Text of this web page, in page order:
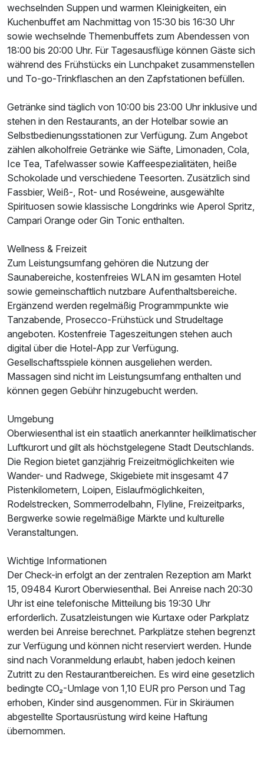
Ausstattung
Für 4 Tage p.P. ab
wechselnden Suppen und warmen Kleinigkeiten, ein
Kuchenbuffet am Nachmittag von 15:30 bis 16:30 Uhr
sowie wechselnde Themenbuffets zum Abendessen von
18:00 bis 20:00 Uhr. Für Tagesausflüge können Gäste sich
während des Frühstücks ein Lunchpaket zusammenstellen
und To-go-Trinkflaschen an den Zapfstationen befüllen.
Getränke sind täglich von 10:00 bis 23:00 Uhr inklusive und
stehen in den Restaurants, an der Hotelbar sowie an
Selbstbedienungsstationen zur Verfügung. Zum Angebot
zählen alkoholfreie Getränke wie Säfte, Limonaden, Cola,
Ice Tea, Tafelwasser sowie Kaffeespezialitäten, heiße
Schokolade und verschiedene Teesorten. Zusätzlich sind
Fassbier, Weiß-, Rot- und Roséweine, ausgewählte
Spirituosen sowie klassische Longdrinks wie Aperol Spritz,
Campari Orange oder Gin Tonic enthalten.
Wellness & Freizeit
Zum Leistungsumfang gehören die Nutzung der
Saunabereiche, kostenfreies WLAN im gesamten Hotel
sowie gemeinschaftlich nutzbare Aufenthaltsbereiche.
Ergänzend werden regelmäßig Programmpunkte wie
Tanzabende, Prosecco-Frühstück und Strudeltage
angeboten. Kostenfreie Tageszeitungen stehen auch
digital über die Hotel-App zur Verfügung.
Gesellschaftsspiele können ausgeliehen werden.
Massagen sind nicht im Leistungsumfang enthalten und
können gegen Gebühr hinzugebucht werden.
Umgebung
Oberwiesenthal ist ein staatlich anerkannter heilklimatischer
Luftkurort und gilt als höchstgelegene Stadt Deutschlands.
Die Region bietet ganzjährig Freizeitmöglichkeiten wie
Wander- und Radwege, Skigebiete mit insgesamt 47
Pistenkilometern, Loipen, Eislaufmöglichkeiten,
Rodelstrecken, Sommerrodelbahn, Flyline, Freizeitparks,
Bergwerke sowie regelmäßige Märkte und kulturelle
Veranstaltungen.
Wichtige Informationen
Der Check-in erfolgt an der zentralen Rezeption am Markt
15, 09484 Kurort Oberwiesenthal. Bei Anreise nach 20:30
Uhr ist eine telefonische Mitteilung bis 19:30 Uhr
erforderlich. Zusatzleistungen wie Kurtaxe oder Parkplatz
werden bei Anreise berechnet. Parkplätze stehen begrenzt
zur Verfügung und können nicht reserviert werden. Hunde
sind nach Voranmeldung erlaubt, haben jedoch keinen
Zutritt zu den Restaurantbereichen. Es wird eine gesetzlich
bedingte CO₂-Umlage von 1,10 EUR pro Person und Tag
erhoben, Kinder sind ausgenommen. Für in Skiräumen
abgestellte Sportausrüstung wird keine Haftung
übernommen.